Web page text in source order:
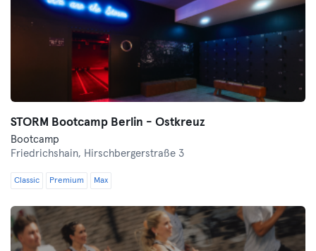
STORM Bootcamp Berlin - Ostkreuz
Bootcamp
Friedrichshain, Hirschbergerstraße 3
Classic Premium Max